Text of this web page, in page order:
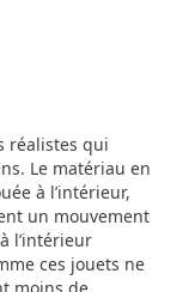
réalistes qui
Le matériau en
à l’intérieur,
un mouvement
l’intérieur
ces jouets ne